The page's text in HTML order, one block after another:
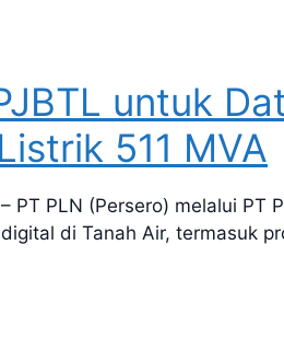
untuk
511 MVA
PT PLN (Persero) melalui PT
di Tanah Air, termasuk